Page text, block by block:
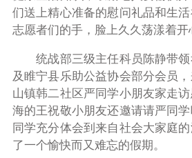
们送上精心准备的慰问礼品和生
志愿者们的手，脸上久久荡漾着开
统战部三级主任科员陈静带领
及睢宁县乐助公益协会部分会员
山镇韩二社区严同学小朋友家走
海的王祝敬小朋友还邀请请严同
同学充分体会到来自社会大家庭
了一个愉快而又难忘的假期。